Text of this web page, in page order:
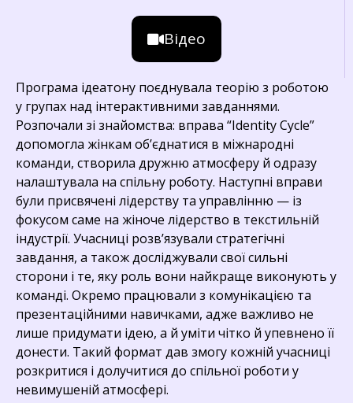
Відео
Програма ідеатону поєднувала теорію з роботою
у групах над інтерактивними завданнями.
Розпочали зі знайомства: вправа “Identity Cycle”
допомогла жінкам об’єднатися в міжнародні
команди, створила дружню атмосферу й одразу
налаштувала на спільну роботу. Наступні вправи
були присвячені лідерству та управлінню — із
фокусом саме на жіноче лідерство в текстильній
індустрії. Учасниці розв’язували стратегічні
завдання, а також досліджували свої сильні
сторони і те, яку роль вони найкраще виконують у
команді. Окремо працювали з комунікацією та
презентаційними навичками, адже важливо не
лише придумати ідею, а й уміти чітко й упевнено її
донести. Такий формат дав змогу кожній учасниці
розкритися і долучитися до спільної роботи у
невимушеній атмосфері.